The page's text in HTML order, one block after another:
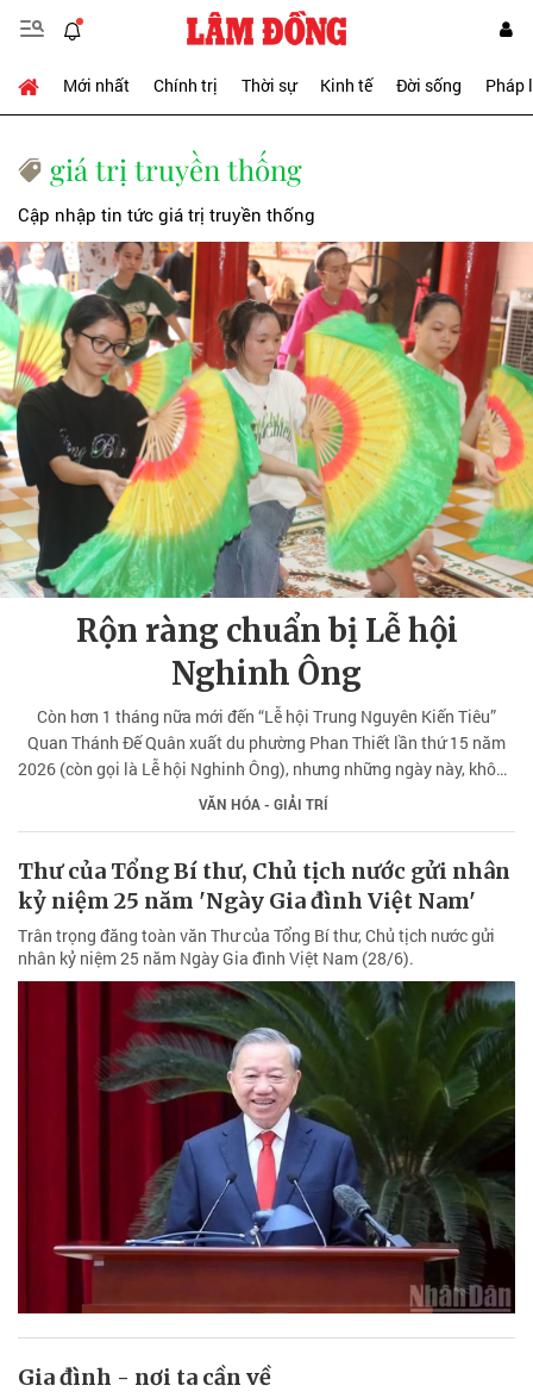
Mới nhất Chính trị Thời sự Kinh tế Đời sống Pháp
giá trị truyền thống
Cập nhập tin tức giá trị truyền thống
Rộn ràng chuẩn bị Lễ hội
Nghinh Ông
Còn hơn 1 tháng nữa mới đến “Lễ hội Trung Nguyên Kiến Tiêu”
Quan Thánh Đế Quân xuất du phường Phan Thiết lần thứ 15 năm
2026 (còn gọi là Lễ hội Nghinh Ông), nhưng những ngày này, không
khí tại các hội quán người Hoa ở Phan Thiết đã rộn ràng, với mong
VĂN HÓA - GIẢI TRÍ
Thư của Tổng Bí thư, Chủ tịch nước gửi nhân
kỷ niệm 25 năm 'Ngày Gia đình Việt Nam'
Trân trọng đăng toàn văn Thư của Tổng Bí thư, Chủ tịch nước gửi
nhân kỷ niệm 25 năm Ngày Gia đình Việt Nam (28/6).
Gia đình - nơi ta cần về